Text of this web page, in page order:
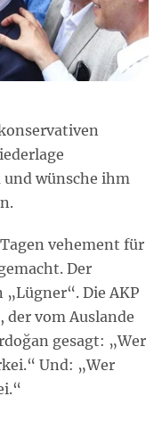
wünsche ihm
vehement für
Der
Die AKP
vom Auslande
gesagt: „Wer
Und: „Wer